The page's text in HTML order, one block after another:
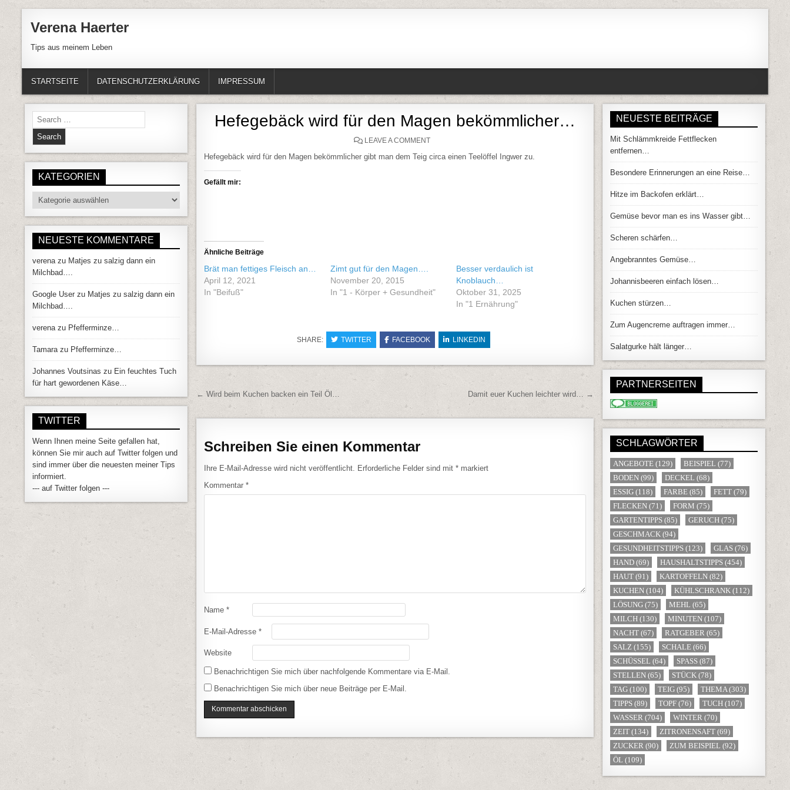
Verena Haerter
Tips aus meinem Leben
STARTSEITE DATENSCHUTZERKLÄRUNG IMPRESSUM
Hefegebäck wird für den Magen bekömmlicher…
LEAVE A COMMENTON HEFEGEBÄCK WIRD FÜR DEN MAGEN BEKÖMMLICHER…
Hefegebäck wird für den Magen bekömmlicher gibt man dem Teig circa einen Teelöffel Ingwer zu.
Gefällt mir:
Ähnliche Beiträge
Brät man fettiges Fleisch an…
April 12, 2021
In "Beifuß"
Zimt gut für den Magen….
November 20, 2015
In "1 - Körper + Gesundheit"
Besser verdaulich ist
Knoblauch…
Oktober 31, 2025
In "1 Ernährung"
SHARE: TWITTER FACEBOOK LINKEDIN
Beitragsnavigation Damit euer Kuchen leichter wird… →
← Wird beim Kuchen backen ein Teil Öl…
Schreiben Sie einen Kommentar
Ihre E-Mail-Adresse wird nicht veröffentlicht. Erforderliche Felder sind mit* markiert
Kommentar*
Name*
E-Mail-Adresse*
Website
Benachrichtigen Sie mich über nachfolgende Kommentare via E-Mail.
Benachrichtigen Sie mich über neue Beiträge per E-Mail.
Search for:
KATEGORIEN
Kategorien
NEUESTE KOMMENTARE
verenazu Matjes zu salzig dann ein
Milchbad….
Google User zu Matjes zu salzig dann ein
Milchbad….
verenazu Pfefferminze…
Tamarazu Pfefferminze…
Johannes Voutsinas zu Ein feuchtes Tuch
für hart gewordenen Käse…
TWITTER
Wenn Ihnen meine Seite gefallen hat,
können Sie mir auch auf Twitter folgen und
sind immer über die neuesten meiner Tips
informiert.
--- auf Twitter folgen ---
NEUESTE BEITRÄGE
Mit Schlämmkreide Fettflecken
entfernen…
Besondere Erinnerungen an eine Reise…
Hitze im Backofen erklärt…
Gemüse bevor man es ins Wasser gibt…
Scheren schärfen…
Angebranntes Gemüse…
Johannisbeeren einfach lösen…
Kuchen stürzen…
Zum Augencreme auftragen immer…
Salatgurke hält länger…
PARTNERSEITEN
SCHLAGWÖRTER
ANGEBOTE(129) BEISPIEL (77)
BODEN(99) DECKEL (68)
ESSIG(118) FARBE(85) FETT(79)
FLECKEN(71) FORM (75)
GARTENTIPPS(85) GERUCH(75)
GESCHMACK(94)
GESUNDHEITSTIPPS(123) GLAS(76)
HAND(69) HAUSHALTSTIPPS(454)
HAUT(91) KARTOFFELN(82)
KUCHEN(104) KÜHLSCHRANK(112)
LÖSUNG(75) MEHL (65)
MILCH(130) MINUTEN(107)
NACHT(67) RATGEBER(65)
SALZ (155) SCHALE(66)
SCHÜSSEL (64) SPASS(87)
STELLEN(65) STÜCK(78)
TAG(100) TEIG(95) THEMA(303)
TIPPS(89) TOPF(76) TUCH(107)
WASSER(704) WINTER(70)
ZEIT(134) ZITRONENSAFT(69)
ZUCKER(90) ZUM BEISPIEL (92)
ÖL (109)